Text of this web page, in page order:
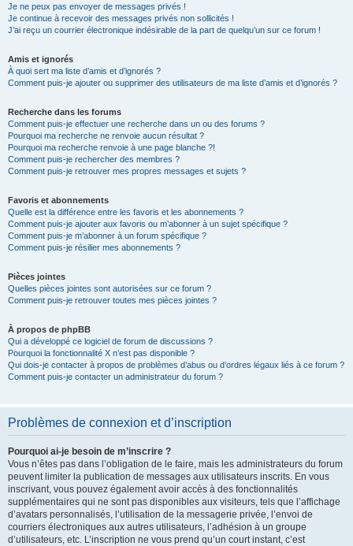
Je ne peux pas envoyer de messages privés !
Je continue à recevoir des messages privés non sollicités !
J’ai reçu un courrier électronique indésirable de la part de quelqu’un sur ce forum !
Amis et ignorés
À quoi sert ma liste d’amis et d’ignorés ?
Comment puis-je ajouter ou supprimer des utilisateurs de ma liste d’amis et d’ignorés ?
Recherche dans les forums
Comment puis-je effectuer une recherche dans un ou des forums ?
Pourquoi ma recherche ne renvoie aucun résultat ?
Pourquoi ma recherche renvoie à une page blanche ?!
Comment puis-je rechercher des membres ?
Comment puis-je retrouver mes propres messages et sujets ?
Favoris et abonnements
Quelle est la différence entre les favoris et les abonnements ?
Comment puis-je ajouter aux favoris ou m’abonner à un sujet spécifique ?
Comment puis-je m’abonner à un forum spécifique ?
Comment puis-je résilier mes abonnements ?
Pièces jointes
Quelles pièces jointes sont autorisées sur ce forum ?
Comment puis-je retrouver toutes mes pièces jointes ?
À propos de phpBB
Qui a développé ce logiciel de forum de discussions ?
Pourquoi la fonctionnalité X n’est pas disponible ?
Qui dois-je contacter à propos de problèmes d’abus ou d’ordres légaux liés à ce forum ?
Comment puis-je contacter un administrateur du forum ?
Problèmes de connexion et d’inscription
Pourquoi ai-je besoin de m’inscrire ?
Vous n’êtes pas dans l’obligation de le faire, mais les administrateurs du forum
peuvent limiter la publication de messages aux utilisateurs inscrits. En vous
inscrivant, vous pouvez également avoir accès à des fonctionnalités
supplémentaires qui ne sont pas disponibles aux visiteurs, tels que l’affichage
d’avatars personnalisés, l’utilisation de la messagerie privée, l’envoi de
courriers électroniques aux autres utilisateurs, l’adhésion à un groupe
d’utilisateurs, etc. L’inscription ne vous prend qu’un court instant, c’est